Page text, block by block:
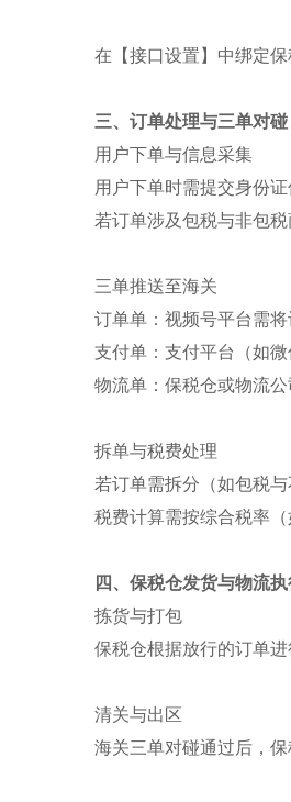
在【接口设置】中绑定
三、订单处理与三单对碰
用户下单与信息采集
用户下单时需提交身份
若订单涉及包税与非包
三单推送至海关
订单单：视频号平台需
支付单：支付平台（如
物流单：保税仓或物流
拆单与税费处理
若订单需拆分（如包税
税费计算需按综合税率
四、保税仓发货与物流
拣货与打包
保税仓根据放行的订单
清关与出区
海关三单对碰通过后，